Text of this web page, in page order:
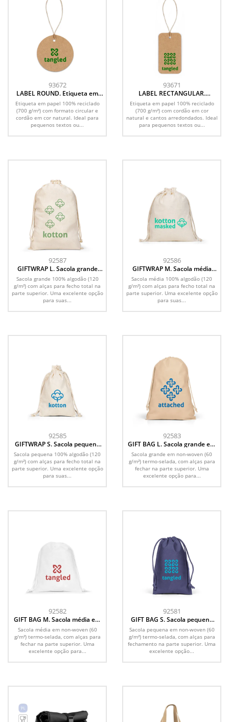
93672
LABEL ROUND. Etiqueta em
papel 100% reciclado (700
g/m²) com formato circular
Etiqueta em papel 100% reciclado
(700 g/m²) com formato circular e
cordão em cor natural. Ideal para
pequenos textos ou...
93671
LABEL RECTANGULAR.
Etiqueta em papel 100%
reciclado (700 g/m²) com
formato retangular
Etiqueta em papel 100% reciclado
(700 g/m²) com cordão em cor
natural e cantos arredondados. Ideal
para pequenos textos ou...
92587
GIFTWRAP L. Sacola grande
100% algodão (120 g/m²)
Sacola grande 100% algodão (120
g/m²) com alças para fecho total na
parte superior. Uma excelente opção
para suas...
92586
GIFTWRAP M. Sacola média
100% algodão (120 g/m²)
Sacola média 100% algodão (120
g/m²) com alças para fecho total na
parte superior. Uma excelente opção
para suas...
92585
GIFTWRAP S. Sacola pequena
100% algodão (120 g/m²)
Sacola pequena 100% algodão (120
g/m²) com alças para fecho total na
parte superior. Uma excelente opção
para suas...
92583
GIFT BAG L. Sacola grande em
non-woven (60 g/m²) termo-
selada
Sacola grande em non-woven (60
g/m²) termo-selada, com alças para
fechar na parte superior. Uma
excelente opção para...
92582
GIFT BAG M. Sacola média em
non-woven (60 g/m²) termo-
selada
Sacola média em non-woven (60
g/m²) termo-selada, com alças para
fechar na parte superior. Uma
excelente opção para...
92581
GIFT BAG S. Sacola pequena
em non-woven (60 g/m²)
termo-selada
Sacola pequena em non-woven (60
g/m²) termo-selada, com alças para
fechamento na parte superior. Uma
excelente opção...